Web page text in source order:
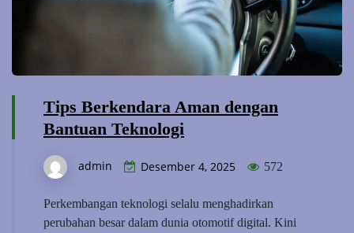
Tips Berkendara Aman dengan
Bantuan Teknologi
admin Desember 4, 2025 572
Perkembangan teknologi selalu menghadirkan
perubahan besar dalam dunia otomotif digital. Kini